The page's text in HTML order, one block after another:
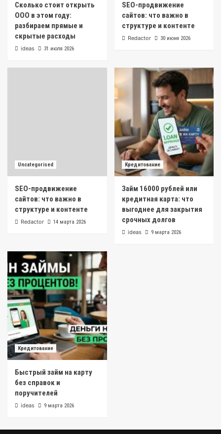
Сколько стоит открыть
ООО в этом году:
разбираем прямые и
скрытые расходы
ideas 31 июля 2026
SEO-продвижение
сайтов: что важно в
структуре и контенте
Redactor 30 июня 2026
Uncategorised
SEO-продвижение
сайтов: что важно в
структуре и контенте
Redactor 14 марта 2026
Кредитование
Займ 16000 рублей или
кредитная карта: что
выгоднее для закрытия
срочных долгов
ideas 9 марта 2026
Кредитование
Быстрый займ на карту
без справок и
поручителей
ideas 9 марта 2026